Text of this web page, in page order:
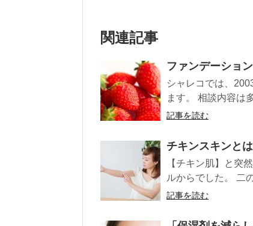
関連記事
ファンデーショ
シャレコでは、
ます。 相談内容は
記事を読む
チキンスキンと
【チキン肌】と突
ルからでした。 二
記事を読む